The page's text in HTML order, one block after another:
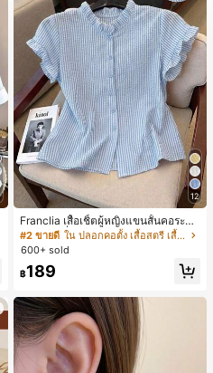
12
Franclia เสื้อเชิ้ตผู้หญิงแขนสั้นคอระบา
ยกระดุมเดี่ยวลายทาง
#2 ขายดี
ใน ปลอกคอตั้ง เสื้อสตรี เสื้อเบลาส์ & Tee
600+ sold
฿189